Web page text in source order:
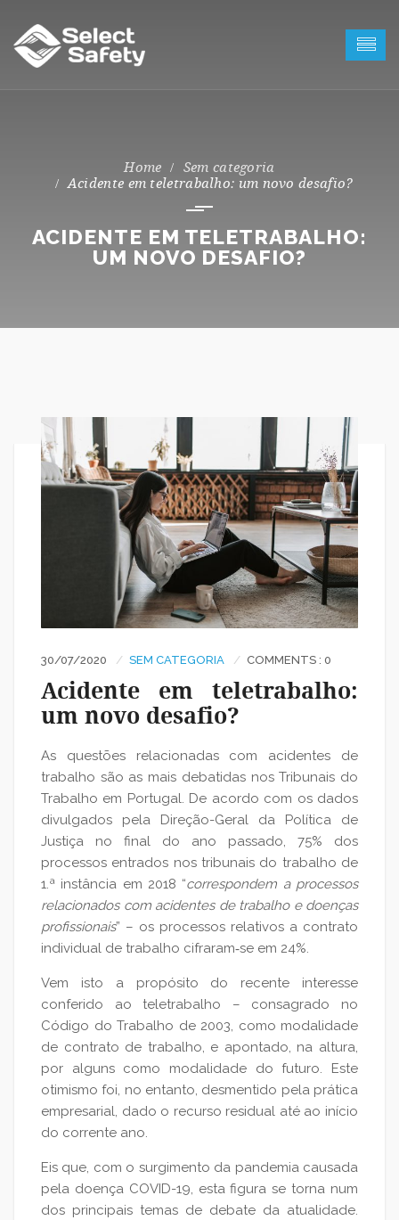
Sem categoria
Acidente em teletrabalho: um novo desafio?
ACIDENTE EM TELETRABALHO:
UM NOVO DESAFIO?
30/07/2020 SEM CATEGORIA COMMENTS : 0
Acidente em teletrabalho:
um novo desafio?
As questões relacionadas com acidentes de
trabalho são as mais debatidas nos Tribunais do
Trabalho em Portugal. De acordo com os dados
divulgados pela Direção-Geral da Política de
Justiça no final do ano passado, 75% dos
processos entrados nos tribunais do trabalho de
1.ª instância em 2018 “correspondem a processos
relacionados com acidentes de trabalho e doenças
profissionais” – os processos relativos a contrato
individual de trabalho cifraram‑se em 24%.
Vem isto a propósito do recente interesse
conferido ao teletrabalho – consagrado no
Código do Trabalho de 2003, como modalidade
de contrato de trabalho, e apontado, na altura,
por alguns como modalidade do futuro. Este
otimismo foi, no entanto, desmentido pela prática
empresarial, dado o recurso residual até ao início
do corrente ano.
Eis que, com o surgimento da pandemia causada
pela doença COVID-19, esta figura se torna num
dos principais temas de debate da atualidade.